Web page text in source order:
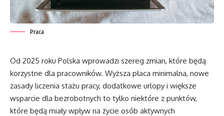
Praca
Od 2025 roku Polska wprowadzi szereg zmian, które będą
korzystne dla pracowników. Wyższa płaca minimalna, nowe
zasady liczenia stażu pracy, dodatkowe urlopy i większe
wsparcie dla bezrobotnych to tylko niektóre z punktów,
które będą miały wpływ na życie osób aktywnych